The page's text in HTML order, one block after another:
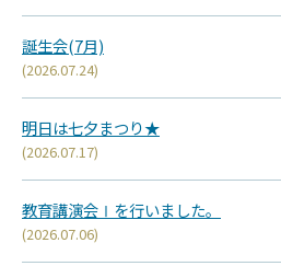
誕生会(7月)
(2026.07.24)
明日は七夕まつり★
(2026.07.17)
教育講演会Ⅰを行いました。
(2026.07.06)